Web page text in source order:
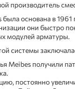
производитель
основана в
они быстро
модулей арматуры.
системы
Мeibes получили
постоянно